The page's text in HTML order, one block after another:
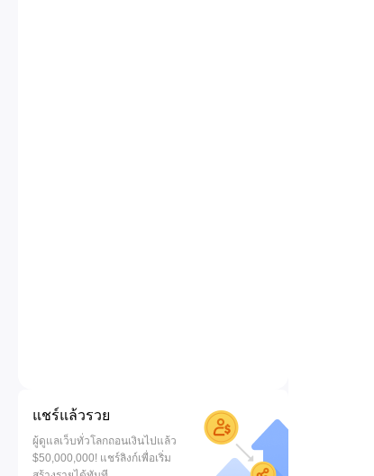
แชร์แล้วรวย
ผู้ดูแลเว็บทั่วโลกถอนเงินไปแล้ว
$50,000,000! แชร์ลิงก์เพื่อเริ่ม